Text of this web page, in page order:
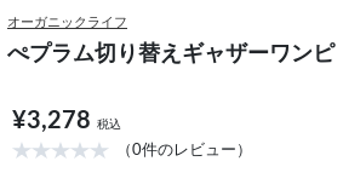
オーガニックライフ
ぺプラム切り替えギャザーワンピ
¥3,278 税込
（0件のレビュー）